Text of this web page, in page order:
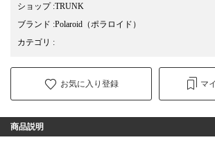
ショップ:TRUNK
ブランド :Polaroid （ポラロイド）
カテゴリ :
お気に入り登録 マ
商品説明